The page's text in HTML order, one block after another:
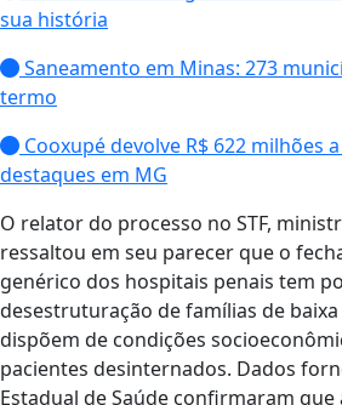
sua história
Saneamento em Minas: 273
termo
Cooxupé devolve R$ 622 milhões
destaques em MG
O relator do processo no STF,
ressaltou em seu parecer que o
genérico dos hospitais penais tem
desestruturação de famílias de
dispõem de condições
pacientes desinternados. Dados
Estadual de Saúde confirmaram